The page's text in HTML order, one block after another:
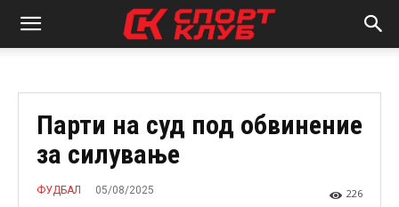
Парти на суд под обвинение
за силување
ФУДБАЛ 05/08/2025 226